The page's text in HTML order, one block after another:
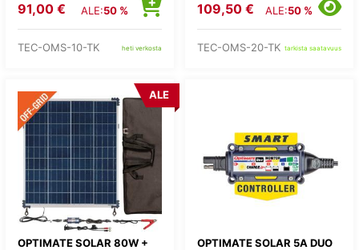
91,00 € ALE:50 %
TEC-OMS-10-TK heti verkosta
109,50 € ALE:50 %
TEC-OMS-20-TK tarkista saatavuus
OPTIMATE SOLAR 80W +
ALE
OPTIMATE SOLAR 5A DUO